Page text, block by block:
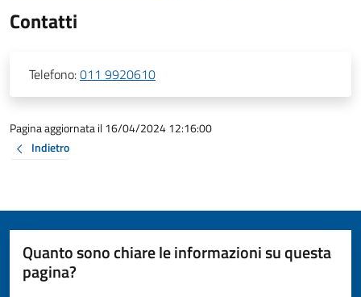
Contatti
Telefono:011 9920610
Pagina aggiornata il 16/04/2024 12:16:00
Indietro
Quanto sono chiare le informazioni su questa
pagina?